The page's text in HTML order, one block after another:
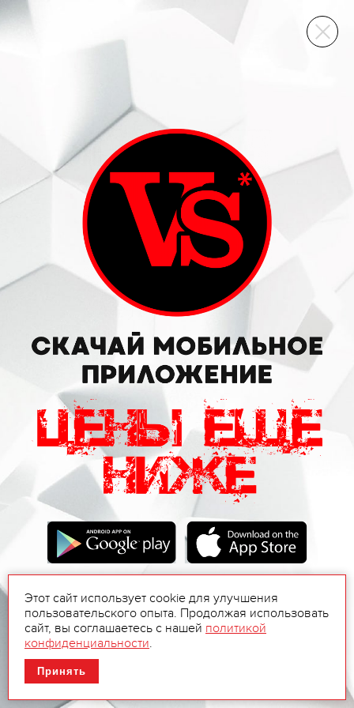
ВИННЫЙ СКЛАД
Этот сайт использует cookie для улучшения
пользовательского опыта. Продолжая использовать
сайт, вы соглашаетесь с нашей политикой
конфиденциальности.
Принять